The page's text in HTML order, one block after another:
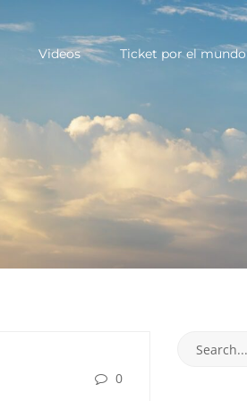
Videos Ticket por el mundo
0